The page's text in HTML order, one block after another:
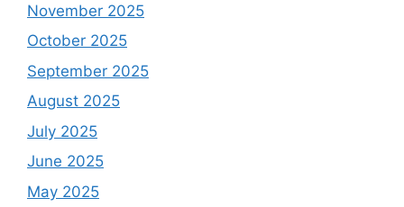
November 2025
October 2025
September 2025
August 2025
July 2025
June 2025
May 2025